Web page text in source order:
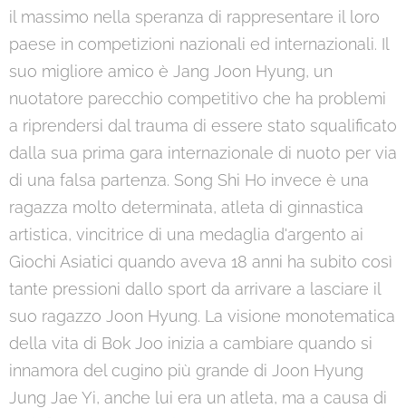
il massimo nella speranza di rappresentare il loro
paese in competizioni nazionali ed internazionali. Il
suo migliore amico è Jang Joon Hyung, un
nuotatore parecchio competitivo che ha problemi
a riprendersi dal trauma di essere stato squalificato
dalla sua prima gara internazionale di nuoto per via
di una falsa partenza. Song Shi Ho invece è una
ragazza molto determinata, atleta di ginnastica
artistica, vincitrice di una medaglia d'argento ai
Giochi Asiatici quando aveva 18 anni ha subito così
tante pressioni dallo sport da arrivare a lasciare il
suo ragazzo Joon Hyung. La visione monotematica
della vita di Bok Joo inizia a cambiare quando si
innamora del cugino più grande di Joon Hyung
Jung Jae Yi, anche lui era un atleta, ma a causa di